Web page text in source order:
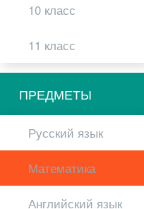
10 класс
11 класс
ПРЕДМЕТЫ
Русский язык
Математика
Английский язык